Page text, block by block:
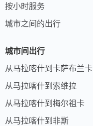
按小时服务
城市之间的出行
城市间出行
从马拉喀什到卡萨布兰卡
从马拉喀什到索维拉
从马拉喀什到梅尔祖卡
从马拉喀什到非斯